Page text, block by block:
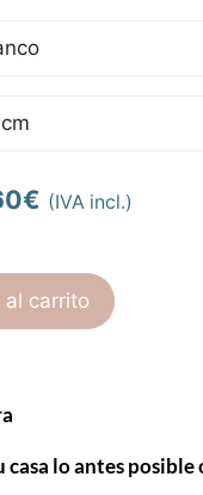
€ (IVA incl.)
al carrito
casa lo antes